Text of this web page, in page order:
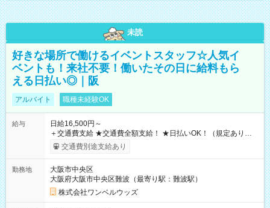
未読
好きな場所で働けるイベントスタッフ☆人気イ
ベントも！来社不要！働いたその日に給料もら
える日払い◎｜阪
アルバイト 職種未経験OK
給与
日給16,500円～
＋交通費支給 ★交通費全額支給！ ★日払いOK！（規定あり） ┗
働いたその日に現金GET♪ お仕事後はコンビニATMから 日払
交通費別途支給あり
勤務地
大阪市中央区
大阪府大阪市中央区難波（最寄り駅：難波駅）
株式会社ワンベルウッズ